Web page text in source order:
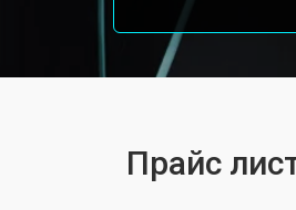
Прайс